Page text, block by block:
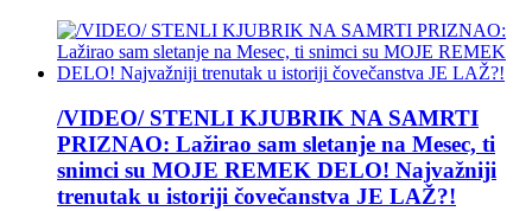
/VIDEO/ STENLI KJUBRIK NA SAMRTI
PRIZNAO: Lažirao sam sletanje na Mesec, ti
snimci su MOJE REMEK DELO! Najvažniji
trenutak u istoriji čovečanstva JE LAŽ?!